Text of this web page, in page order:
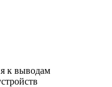
к выводам